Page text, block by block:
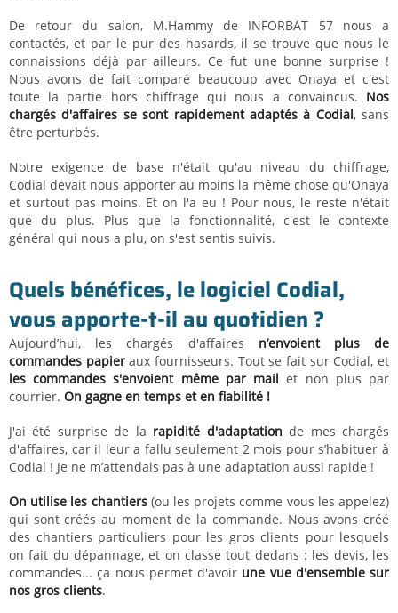
De retour du salon, M.Hammy de INFORBAT 57 nous a
contactés, et par le pur des hasards, il se trouve que nous le
connaissions déjà par ailleurs. Ce fut une bonne surprise !
Nous avons de fait comparé beaucoup avec Onaya et c'est
toute la partie hors chiffrage qui nous a convaincus. Nos
chargés d'affaires se sont rapidement adaptés à Codial, sans
être perturbés.
Notre exigence de base n'était qu'au niveau du chiffrage,
Codial devait nous apporter au moins la même chose qu'Onaya
et surtout pas moins. Et on l'a eu ! Pour nous, le reste n'était
que du plus. Plus que la fonctionnalité, c'est le contexte
général qui nous a plu, on s'est sentis suivis.
Quels bénéfices, le logiciel Codial,
vous apporte-t-il au quotidien ?
Aujourd’hui, les chargés d'affaires n’envoient plus de
commandes papieraux fournisseurs. Tout se fait sur Codial, et
les commandes s'envoient même par mailet non plus par
courrier. On gagne en temps et en fiabilité !
J'ai été surprise de la rapidité d'adaptation de mes chargés
d'affaires, car il leur a fallu seulement 2 mois pour s’habituer à
Codial ! Je ne m’attendais pas à une adaptation aussi rapide !
On utilise les chantiers(ou les projets comme vous les appelez)
qui sont créés au moment de la commande. Nous avons créé
des chantiers particuliers pour les gros clients pour lesquels
on fait du dépannage, et on classe tout dedans : les devis, les
commandes... ça nous permet d'avoir une vue d'ensemble sur
nos gros clients.